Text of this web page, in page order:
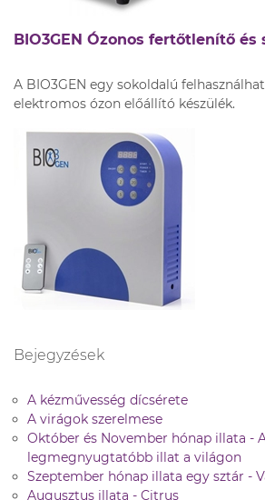
BIO3GEN Ózonos fertőtlenítő
A BIO3GEN egy sokoldalú
elektromos ózon előállító készülék.
Bejegyzések
A kézművesség dícsérete
A virágok szerelmese
Október és November hónap illata -
legmegnyugtatóbb illat a világon
Szeptember hónap illata egy sztár -
Augusztus illata - Citrus